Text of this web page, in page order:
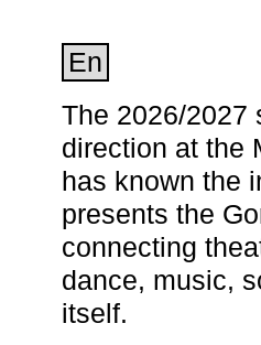
En
The 2026/2027
direction at the
has known the
presents the
connecting
dance, music,
itself.